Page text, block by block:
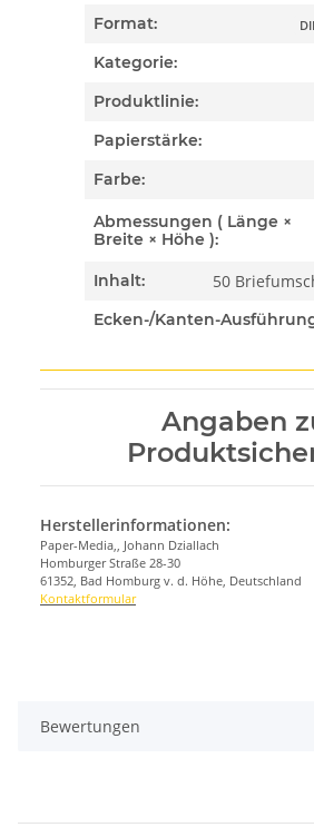
Format:
Kategorie:
Produktlinie:
Papierstärke:
Farbe:
Abmessungen ( Länge ×
Breite × Höhe ):
Inhalt: 50
Ecken-/Kanten-
Angaben
Herstellerinformationen:
Paper-Media,, Johann Dziallach
Homburger Straße 28-30
61352, Bad Homburg v. d. Höhe, Deutschland
Kontaktformular
Bewertungen